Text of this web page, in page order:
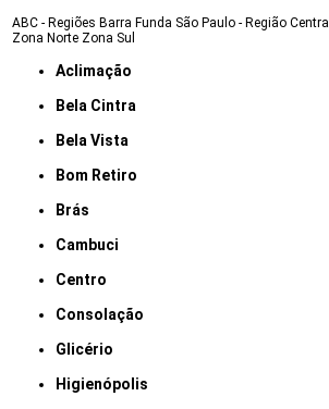
ABC - Regiões Barra Funda São Paulo - Região Central
Zona Norte Zona Sul
Aclimação
Bela Cintra
Bela Vista
Bom Retiro
Brás
Cambuci
Centro
Consolação
Glicério
Higienópolis